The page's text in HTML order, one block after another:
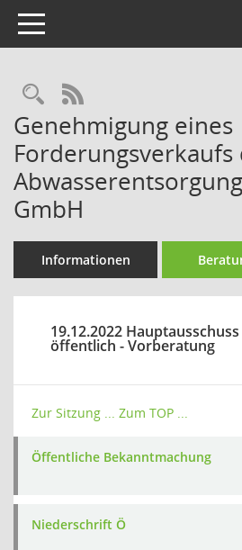
Toggle navigation
Rechercheauswahl
RSS-Feed
Genehmigung eines
Forderungsverkaufs
GmbH
Informationen
19.12.2022 Hauptausschuss
öffentlich - Vorberatung
Zur Sitzung ... Zum TOP ...
Öffentliche Bekanntmachung
Niederschrift Ö